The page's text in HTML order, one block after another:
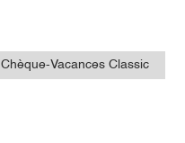
Chèque-Vacances Classic